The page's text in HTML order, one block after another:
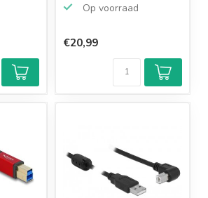
Op voorraad
€20,99